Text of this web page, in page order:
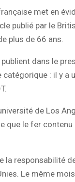
met en
publié par le
plus de 66 ans.
dans le
: il y a
de Los
que le fer
la responsabilité
Le même